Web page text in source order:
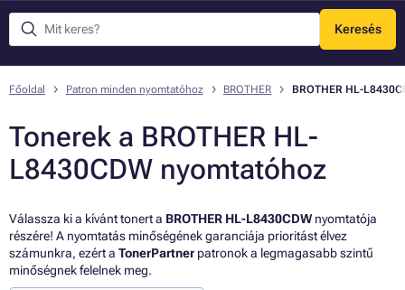
Keresés
Menü
Főoldal Patron minden nyomtatóhoz BROTHER BROTHER HL-
Tonerek a BROTHER HL-
L8430CDW nyomtatóhoz
Válassza ki a kívánt tonert a BROTHER HL-L8430CDW nyomtatója
részére! A nyomtatás minőségének garanciája prioritást élvez
számunkra, ezért a TonerPartner patronok a legmagasabb szintű
minőségnek felelnek meg.